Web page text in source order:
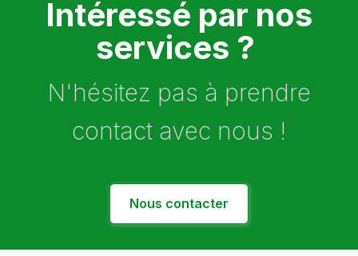
Intéressé par nos
services ?
N'hésitez pas à prendre
contact avec nous !
Nous contacter